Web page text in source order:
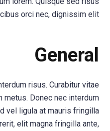
orci nec, dignissim elit.
General
risus. Curabitur vitae
Donec nec interdum
vel ligula at mauris fringilla
elit magna fringilla ante,